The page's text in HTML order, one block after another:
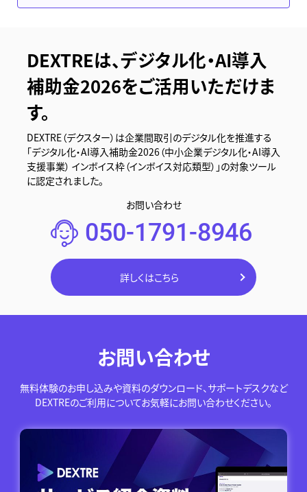
DEXTREは、デジタル化・AI導入
補助金2026をご活用いただけま
す。
DEXTRE（デクスター）は企業間取引のデジタル化を推進する
「デジタル化・AI導入補助金2026（中小企業デジタル化・AI導入
支援事業） インボイス枠（インボイス対応類型）」の対象ツール
に認定されました。
お問い合わせ
050-1791-8946
詳しくはこちら
お問い合わせ
無料体験のお申し込みや資料のダウンロード、サポートデスクなど
DEXTREのご利用についてお気軽にお問い合わせください。